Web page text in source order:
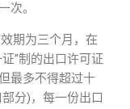
次。
期为三个月，在
”制的出口许可证
最多不得超过十
分)，每一份出口